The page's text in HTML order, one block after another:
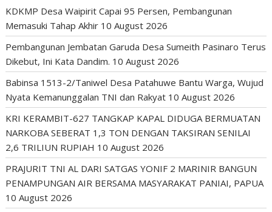
KDKMP Desa Waipirit Capai 95 Persen, Pembangunan
Memasuki Tahap Akhir 10 August 2026
Pembangunan Jembatan Garuda Desa Sumeith Pasinaro Terus
Dikebut, Ini Kata Dandim. 10 August 2026
Babinsa 1513-2/Taniwel Desa Patahuwe Bantu Warga, Wujud
Nyata Kemanunggalan TNI dan Rakyat 10 August 2026
KRI KERAMBIT-627 TANGKAP KAPAL DIDUGA BERMUATAN
NARKOBA SEBERAT 1,3 TON DENGAN TAKSIRAN SENILAI
2,6 TRILIUN RUPIAH 10 August 2026
PRAJURIT TNI AL DARI SATGAS YONIF 2 MARINIR BANGUN
PENAMPUNGAN AIR BERSAMA MASYARAKAT PANIAI, PAPUA
10 August 2026